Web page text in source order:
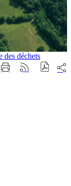
des déchets
ImprimerGénérer
sur